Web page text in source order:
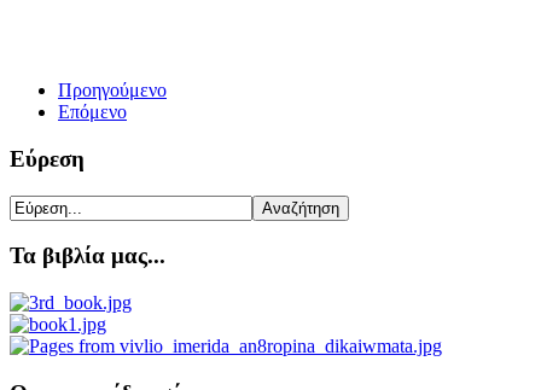
Προηγούμενο
Επόμενο
Εύρεση
Τα βιβλία μας...